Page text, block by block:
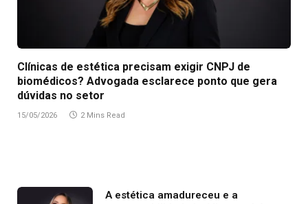
Clínicas de estética precisam exigir CNPJ de
biomédicos? Advogada esclarece ponto que gera
dúvidas no setor
15/05/2026 2 Mins Read
A estética amadureceu e a